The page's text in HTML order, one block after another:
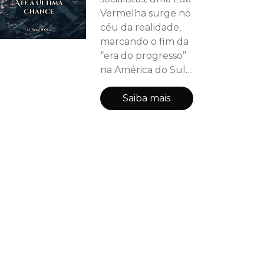
Vermelha surge no
céu da realidade,
marcando o fim da
“era do progresso”
na América do Sul.
Militares do
Exército Vermelho
sitiam os distritos, e
Saiba mais